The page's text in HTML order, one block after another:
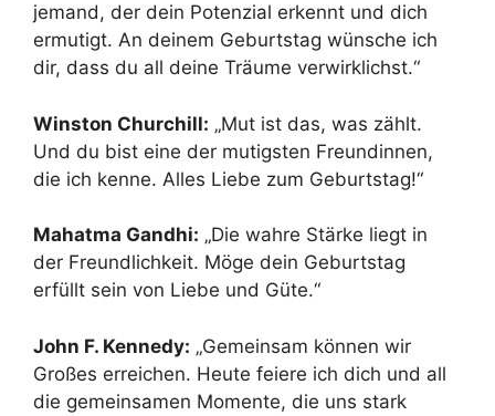
jemand, der dein Potenzial erkennt und dich
ermutigt. An deinem Geburtstag wünsche ich
dir, dass du all deine Träume verwirklichst.“
Winston Churchill: „Mut ist das, was zählt.
Und du bist eine der mutigsten Freundinnen,
die ich kenne. Alles Liebe zum Geburtstag!“
Mahatma Gandhi: „Die wahre Stärke liegt in
der Freundlichkeit. Möge dein Geburtstag
erfüllt sein von Liebe und Güte.“
John F. Kennedy: „Gemeinsam können wir
Großes erreichen. Heute feiere ich dich und all
die gemeinsamen Momente, die uns stark